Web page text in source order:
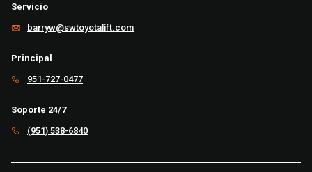
Servicio
barryw@swtoyotalift.com
Principal
951-727-0477
Soporte 24/7
(951) 538-6840